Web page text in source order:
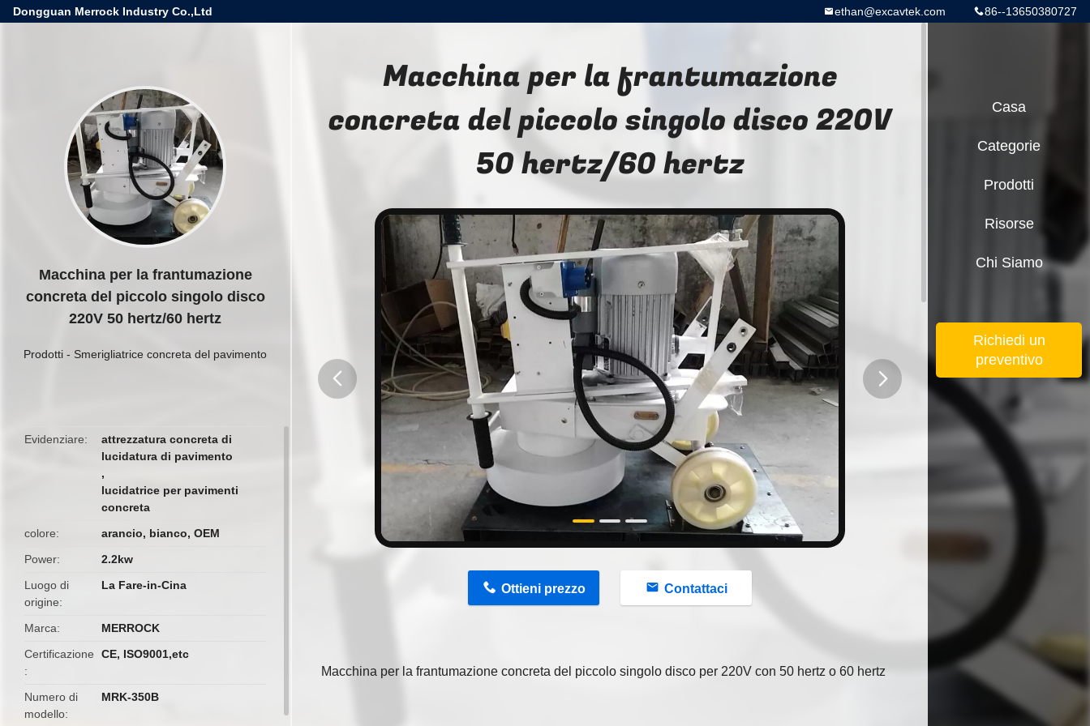
Dongguan Merrock Industry Co.,Ltd 86--13650380727
ethan@excavtek.com
Macchina per la frantumazione
concreta del piccolo singolo disco
220V 50 hertz/60 hertz
Prodotti - Smerigliatrice concreta del pavimento
Evidenziare
attrezzatura concreta di
lucidatura di pavimento
,
lucidatrice per pavimenti
concreta
colore
arancio, bianco, OEM
Power
2.2kw
Luogo di
origine
La Fare-in-Cina
Marca
MERROCK
Certificazione
CE, ISO9001,etc
Numero di
modello
MRK-350B
Macchina per la frantumazione
concreta del piccolo singolo disco 220V
50 hertz/60 hertz
Ottieni prezzo Contattaci
Macchina per la frantumazione concreta del piccolo singolo disco per 220V con 50 hertz o 60 hertz
Casa
Categorie
Prodotti
Risorse
Chi Siamo
Richiedi un
preventivo